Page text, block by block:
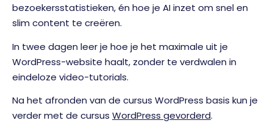
bezoekersstatistieken, én hoe je AI inzet om snel en
slim content te creëren.
In twee dagen leer je hoe je het maximale uit je
WordPress-website haalt, zonder te verdwalen in
eindeloze video-tutorials.
Na het afronden van de cursus WordPress basis kun je
verder met de cursus WordPress gevorderd.